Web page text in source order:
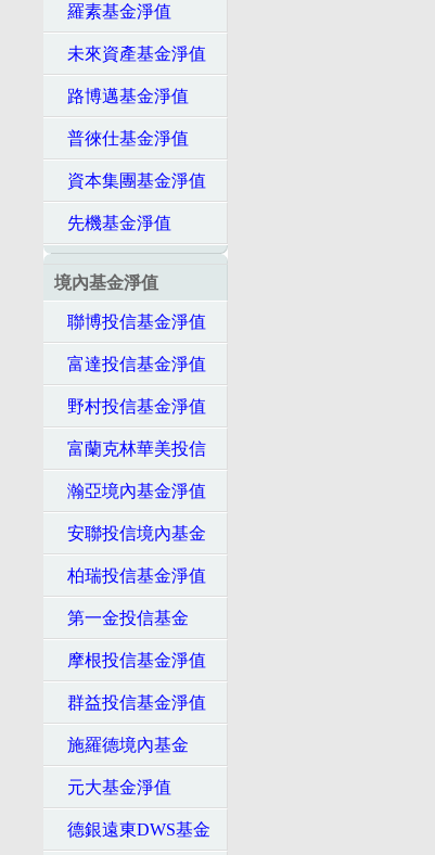
羅素基金淨值
未來資產基金淨值
路博邁基金淨值
普徠仕基金淨值
資本集團基金淨值
先機基金淨值
境內基金淨值
聯博投信基金淨值
富達投信基金淨值
野村投信基金淨值
富蘭克林華美投信
瀚亞境內基金淨值
安聯投信境內基金
柏瑞投信基金淨值
第一金投信基金
摩根投信基金淨值
群益投信基金淨值
施羅德境內基金
元大基金淨值
德銀遠東DWS基金